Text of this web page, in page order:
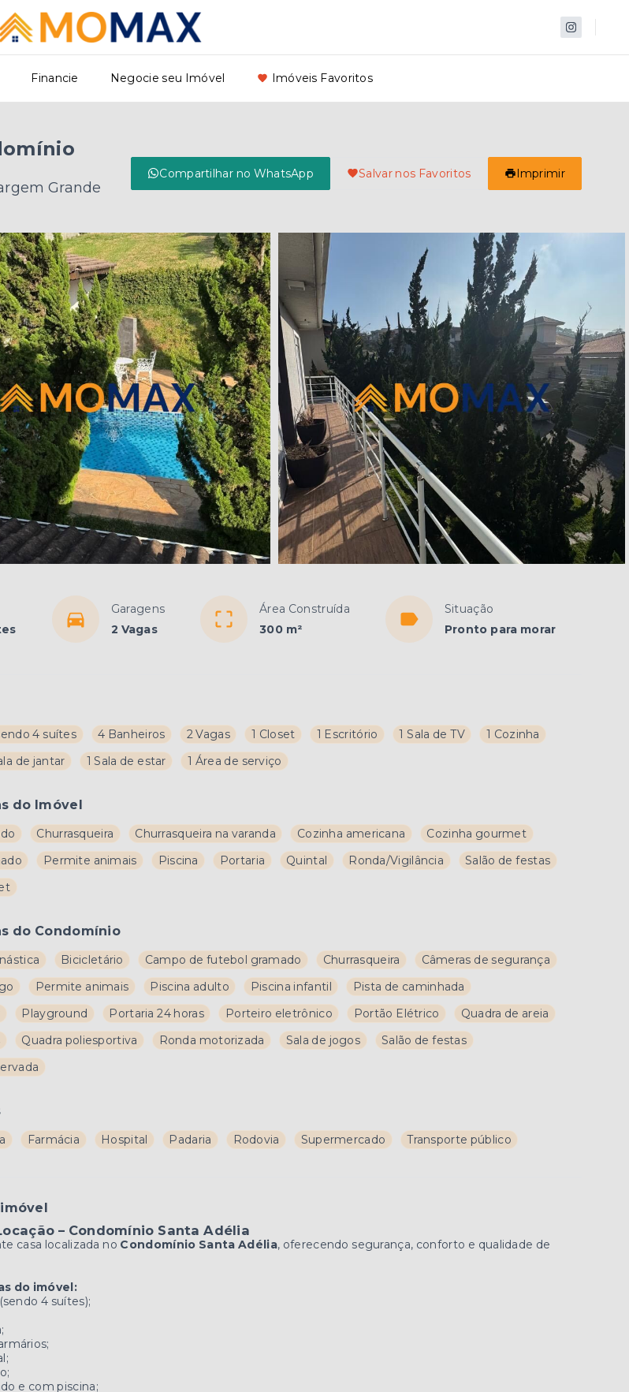
Financie Negocie seu Imóvel Imóveis Favoritos
Grande
Compartilhar no WhatsApp Salvar nos Favoritos Imprimir
Garagens
2 Vagas
Área Construída
300 m²
Situação
Pronto para morar
4 suítes 4 Banheiros 2 Vagas 1 Closet 1 Escritório 1 Sala de TV
1 Cozinha
de jantar 1 Sala de estar 1 Área de serviço
do Imóvel
Churrasqueira Churrasqueira na varanda Cozinha americana
Cozinha gourmet
Permite animais Piscina Portaria Quintal Ronda/Vigilância
Salão de festas
do Condomínio
Bicicletário Campo de futebol gramado Churrasqueira
Câmeras de segurança
Permite animais Piscina adulto Piscina infantil
Pista de caminhada
Playground Portaria 24 horas Porteiro eletrônico Portão Elétrico
Quadra de areia
Quadra poliesportiva Ronda motorizada Sala de jogos
Salão de festas
Farmácia Hospital Padaria Rodovia Supermercado Transporte público
– Condomínio Santa Adélia
casa localizada no Condomínio Santa Adélia, oferecendo segurança, conforto e qualidade de
do imóvel:
4 suítes);
e com piscina;